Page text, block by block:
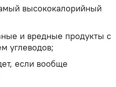
высококалорийный
и вредные продукты с
углеводов;
если вообще